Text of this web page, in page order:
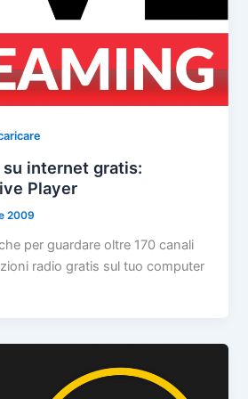
su internet gratis:
Player
2009
per guardare oltre 170 canali
radio gratis sul tuo computer